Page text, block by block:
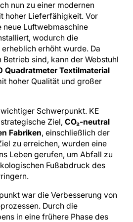
nun zu einer modernen
hoher Lieferfähigkeit. Vor
neue Luftwebmaschine
wodurch die
erhöht wurde. Da
Betrieb sind, kann der Webstuhl
Quadratmeter Textilmaterial
hoher Qualität und großer
Schwerpunkt. KE
Ziel,CO₂-neutral
Fabriken, einschließlich der
zu erreichen, wurden eine
Leben gerufen, um Abfall zu
Fußabdruck des
war die Verbesserung von
Durch die
in eine frühere Phase des